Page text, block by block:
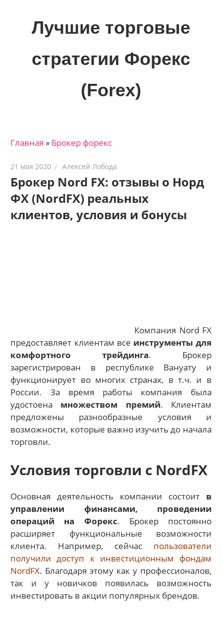
Лучшие торговые
стратегии Форекс
(Forex)
трейдеров
финансовых
рынках:
стратегии,
сигналы,
новости…
Главная » Брокер форекс
21 мая 2020 Алексей Лобода
Брокер Nord FX: отзывы о Норд
ФХ (NordFX) реальных
клиентов, условия и бонусы
Компания Nord FX
предоставляет клиентам все инструменты для
комфортного трейдинга. Брокер
зарегистрирован в республике Вануату и
функционирует во многих странах, в т.ч. и в
России. За время работы компания была
удостоена множеством премий. Клиентам
предложены разнообразные условия и
возможности, которые важно изучить до начала
торговли.
Условия торговли с NordFX
Основная деятельность компании состоит в
управлении финансами, проведении
операций на Форекс. Брокер постоянно
расширяет функциональные возможности
клиента. Например, сейчаспользователи
получили доступ к инвестиционным фондам
NordFX. Благодаря этому как у профессионалов,
так и у новичков появилась возможность
инвестировать в акции популярных брендов.